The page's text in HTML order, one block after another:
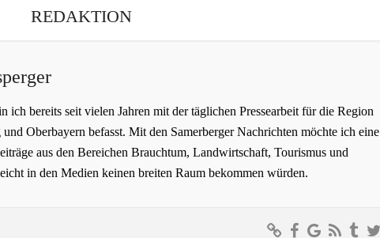
REDAKTION
ich bereits seit vielen Jahren mit der täglichen Pressearbeit für die Region
und Oberbayern befasst. Mit den Samerberger Nachrichten möchte ich eine
aus den Bereichen Brauchtum, Landwirtschaft, Tourismus und
in den Medien keinen breiten Raum bekommen würden.